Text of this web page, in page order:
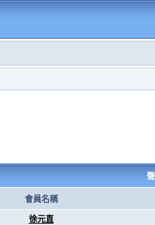
會員名稱
徐元直